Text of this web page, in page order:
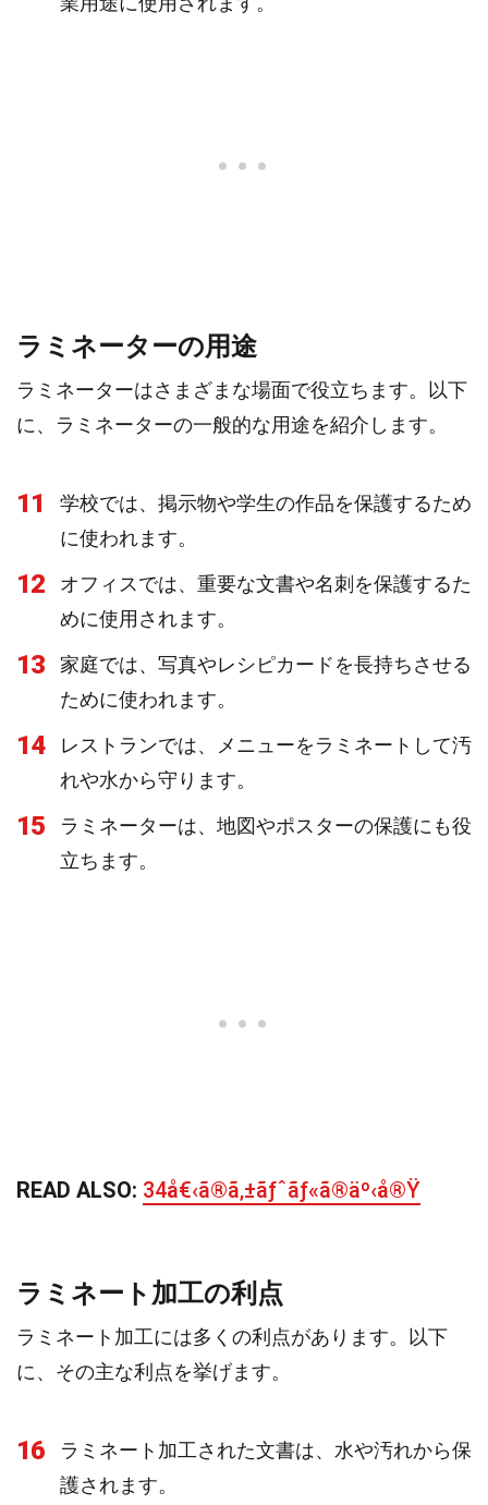
ラミネーターの用途
ラミネーターはさまざまな場面で役立ちます。以下
に、ラミネーターの一般的な用途を紹介します。
11
学校では、掲示物や学生の作品を保護するため
に使われます。
12
オフィスでは、重要な文書や名刺を保護するた
めに使用されます。
13
家庭では、写真やレシピカードを長持ちさせる
ために使われます。
14
レストランでは、メニューをラミネートして汚
れや水から守ります。
15
ラミネーターは、地図やポスターの保護にも役
立ちます。
READ ALSO: 34å€‹ã®ã‚±ãƒˆãƒ«ã®äº‹å®Ÿ
ラミネート加工の利点
ラミネート加工には多くの利点があります。以下
に、その主な利点を挙げます。
16
ラミネート加工された文書は、水や汚れから保
護されます。